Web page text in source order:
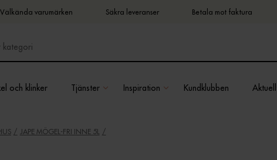
Välkända varumärken Säkra leveranser Betala mot faktura
och klinker Tjänster Inspiration Kundklubben
JAPE MÖGEL-FRI INNE 5L